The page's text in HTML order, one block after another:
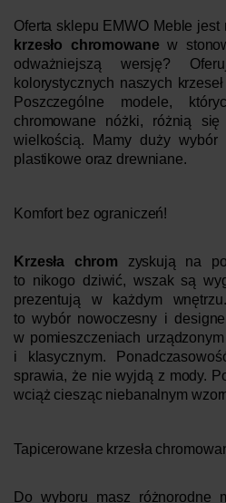
Oferta sklepu EMWO Meble
krzesło chromowane w
odważniejszą wersję?
kolorystycznych naszych
Poszczególne modele,
chromowane nóżki, różnią
wielkością. Mamy duży wybór
plastikowe oraz drewniane.
Komfort bez ograniczeń!
Krzesła chrom zyskują na
to nikogo dziwić, wszak są
prezentują w każdym
to wybór nowoczesny i
w pomieszczeniach
i klasycznym.
sprawia, że nie wyjdą z mody.
wciąż ciesząc niebanalnym
Tapicerowane krzesła
Do wyboru masz różnorodne